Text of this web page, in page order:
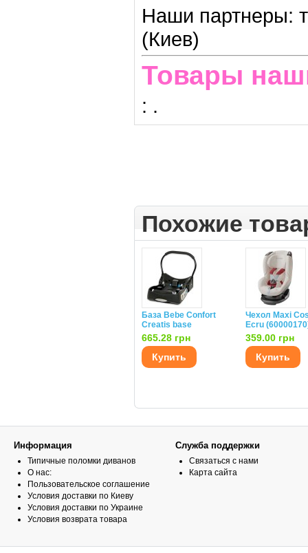
Наши партнеры:
(Киев)
Товары
: .
Похожие
База Bebe Confort
Creatis base
665.28 грн
Купить
Чехол Maxi
Ecru
359.00 грн
Купить
Информация
Типичные поломки диванов
О нас:
Пользовательское соглашение
Условия доставки по Киеву
Условия доставки по Украине
Условия возврата товара
Служба поддержки
Связаться с нами
Карта сайта